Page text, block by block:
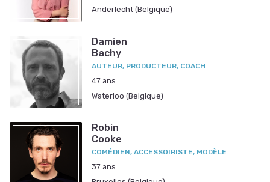
Anderlecht (Belgique)
Damien
Bachy
AUTEUR, PRODUCTEUR, COACH
47 ans
Waterloo (Belgique)
Robin
Cooke
COMÉDIEN, ACCESSOIRISTE, MODÈLE
37 ans